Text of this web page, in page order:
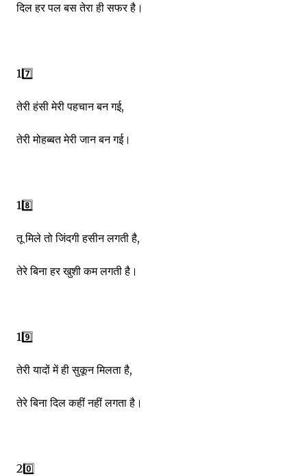
दिल हर पल बस तेरा ही सफर है।
17️⃣
तेरी हंसी मेरी पहचान बन गई,
तेरी मोहब्बत मेरी जान बन गई।
18️⃣
तू मिले तो जिंदगी हसीन लगती है,
तेरे बिना हर खुशी कम लगती है।
19️⃣
तेरी यादों में ही सुकून मिलता है,
तेरे बिना दिल कहीं नहीं लगता है।
20️⃣